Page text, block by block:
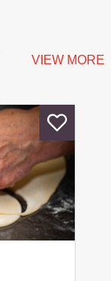
VIEW MORE